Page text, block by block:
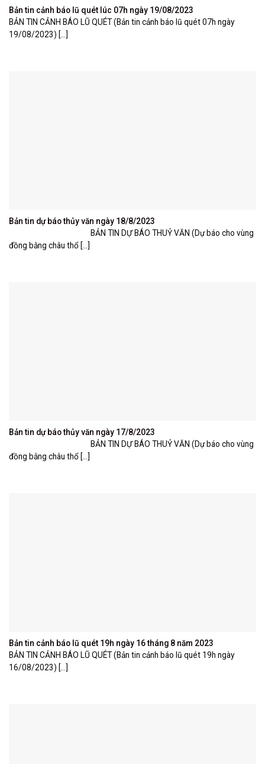
Bản tin cảnh báo lũ quét lúc 07h ngày 19/08/2023
BẢN TIN CẢNH BÁO LŨ QUÉT (Bản tin cảnh báo lũ quét 07h ngày
19/08/2023) [...]
Bản tin dự báo thủy văn ngày 18/8/2023
BẢN TIN DỰ BÁO THUỶ VĂN (Dự báo cho vùng
đồng bằng châu thổ [...]
Bản tin dự báo thủy văn ngày 17/8/2023
BẢN TIN DỰ BÁO THUỶ VĂN (Dự báo cho vùng
đồng bằng châu thổ [...]
Bản tin cảnh báo lũ quét 19h ngày 16 tháng 8 năm 2023
BẢN TIN CẢNH BÁO LŨ QUÉT (Bản tin cảnh báo lũ quét 19h ngày
16/08/2023) [...]